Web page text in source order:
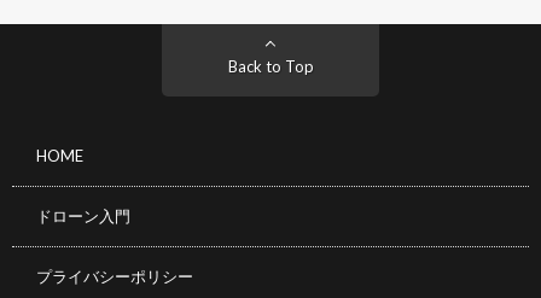
Back to Top
HOME
ドローン入門
プライバシーポリシー